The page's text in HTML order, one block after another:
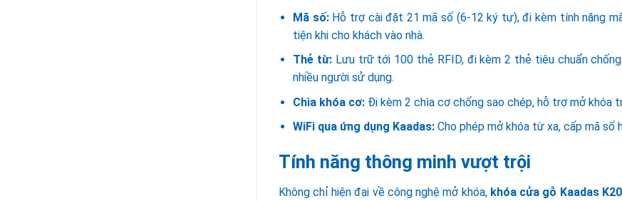
Mã số:Hỗ trợ cài đặt 21 mã số (6-12 ký tự), đi kèm tính năng
tiện khi cho khách vào nhà.
Thẻ từ: Lưu trữ tới 100 thẻ RFID, đi kèm 2 thẻ tiêu chuẩn
nhiều người sử dụng.
Chìa khóa cơ: Đi kèm 2 chìa cơ chống sao chép, hỗ trợ mở khóa
WiFi qua ứng dụng Kaadas: Cho phép mở khóa từ xa, cấp mã
Tính năng thông minh vượt trội
Không chỉ hiện đại về công nghệ mở khóa, khóa cửa gỗ Kaadas